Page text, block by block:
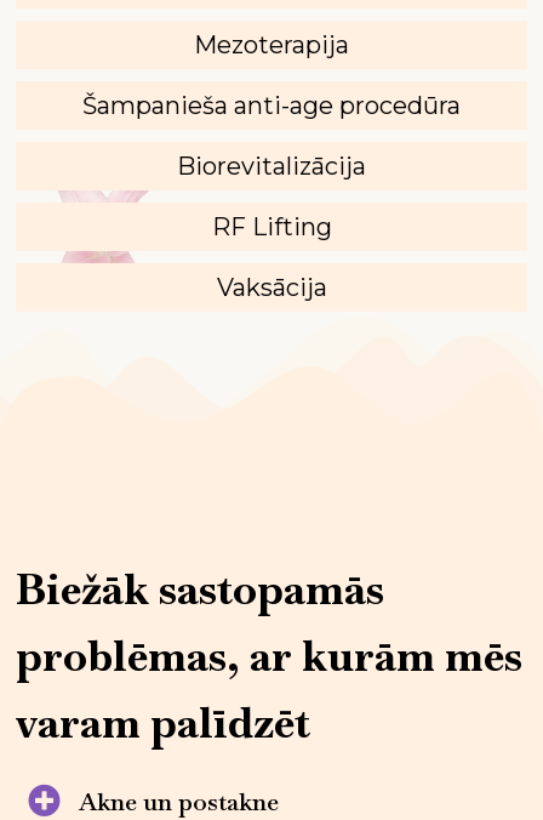
Mezoterapija
Šampanieša anti-age procedūra
Biorevitalizācija
RF Lifting
Vaksācija
Biežāk sastopamās
problēmas, ar kurām mēs
varam palīdzēt
Akne un postakne